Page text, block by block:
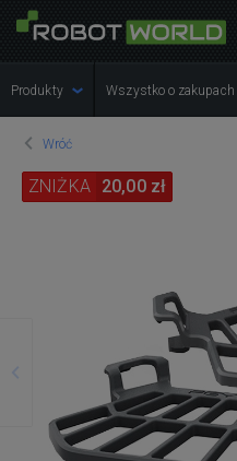
Produkty Wszystko o zakupach
Wróć
ZNIŻKA 20,00 zł